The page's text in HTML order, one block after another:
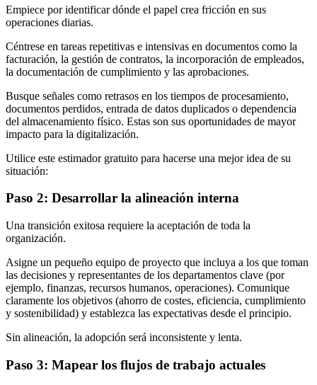
Empiece por identificar dónde el papel crea fricción en sus
operaciones diarias.
Céntrese en tareas repetitivas e intensivas en documentos como la
facturación, la gestión de contratos, la incorporación de empleados,
la documentación de cumplimiento y las aprobaciones.
Busque señales como retrasos en los tiempos de procesamiento,
documentos perdidos, entrada de datos duplicados o dependencia
del almacenamiento físico. Estas son sus oportunidades de mayor
impacto para la digitalización.
Utilice este estimador gratuito para hacerse una mejor idea de su
situación:
Paso 2: Desarrollar la alineación interna
Una transición exitosa requiere la aceptación de toda la
organización.
Asigne un pequeño equipo de proyecto que incluya a los que toman
las decisiones y representantes de los departamentos clave (por
ejemplo, finanzas, recursos humanos, operaciones). Comunique
claramente los objetivos (ahorro de costes, eficiencia, cumplimiento
y sostenibilidad) y establezca las expectativas desde el principio.
Sin alineación, la adopción será inconsistente y lenta.
Paso 3: Mapear los flujos de trabajo actuales